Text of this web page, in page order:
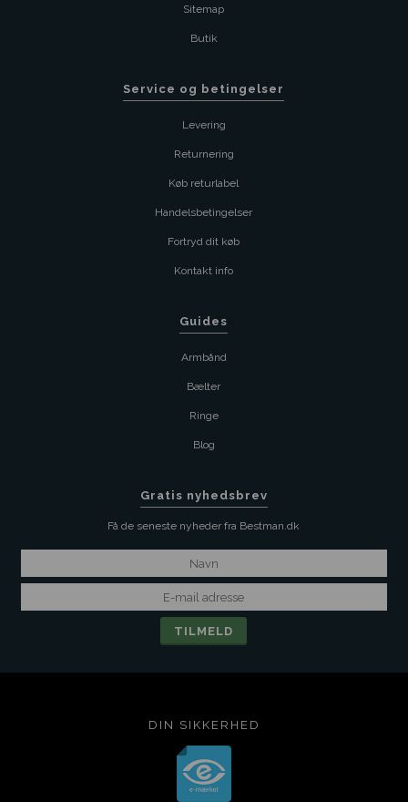
Sitemap
Butik
Service og betingelser
Levering
Returnering
Køb returlabel
Handelsbetingelser
Fortryd dit køb
Kontakt info
Guides
Armbånd
Bælter
Ringe
Blog
Gratis nyhedsbrev
Få de seneste nyheder fra Bestman.dk
DIN SIKKERHED